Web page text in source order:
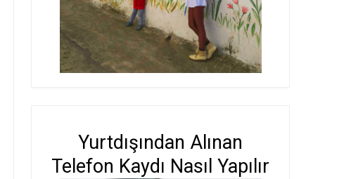
Yurtdışından Alınan
Telefon Kaydı Nasıl Yapılır